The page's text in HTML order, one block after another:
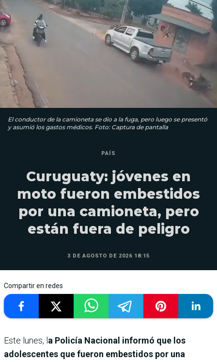
El conductor de la camioneta se dio a la fuga, pero luego se presentó
y asumió los gastos médicos. Foto: Captura de pantalla
PAÍS
Curuguaty: jóvenes en
moto fueron embestidos
por una camioneta, pero
están fuera de peligro
3 DE AGOSTO DE 2026 18:15
Compartir en redes
Este lunes, l a Policía Nacional informó que los
adolescentes que fueron embestidos por una